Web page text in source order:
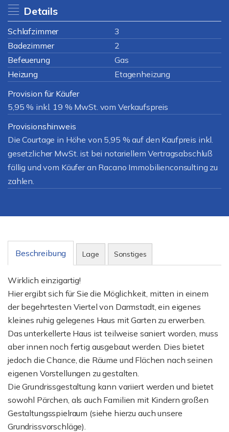
Details
Schlafzimmer
3
Badezimmer
2
Befeuerung
Gas
Heizung
Etagenheizung
Provision für Käufer
5,95 % inkl. 19 % MwSt. vom Verkaufspreis
Provisionshinweis
Die Courtage in Höhe von 5,95 % auf den Kaufpreis inkl.
gesetzlicher MwSt. ist bei notariellem Vertragsabschluß
fällig und vom Käufer an Racano Immobilienconsulting zu
zahlen.
Beschreibung Lage Sonstiges
Wirklich einzigartig!
Hier ergibt sich für Sie die Möglichkeit, mitten in einem
der begehrtesten Viertel von Darmstadt, ein eigenes
kleines ruhig gelegenes Haus mit Garten zu erwerben.
Das unterkellerte Haus ist teilweise saniert worden, muss
aber innen noch fertig ausgebaut werden. Dies bietet
jedoch die Chance, die Räume und Flächen nach seinen
eigenen Vorstellungen zu gestalten.
Die Grundrissgestaltung kann variiert werden und bietet
sowohl Pärchen, als auch Familien mit Kindern großen
Gestaltungsspielraum (siehe hierzu auch unsere
Grundrissvorschläge).